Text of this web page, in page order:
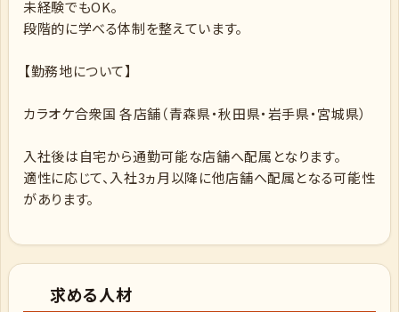
未経験でもOK。
段階的に学べる体制を整えています。
【勤務地について】
カラオケ合衆国 各店舗（青森県・秋田県・岩手県・宮城県）
入社後は自宅から通勤可能な店舗へ配属となります。
適性に応じて、入社3ヵ月以降に他店舗へ配属となる可能性
があります。
求める人材